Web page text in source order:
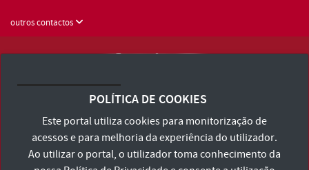
outros contactos
Consulte os Termos e Condições e Política de Privacidade
Declaração de Acessibilidade
POLÍTICA DE COOKIES
Este portal utiliza cookies para monitorização de
acessos e para melhoria da experiência do utilizador.
Ao utilizar o portal, o utilizador toma conhecimento da